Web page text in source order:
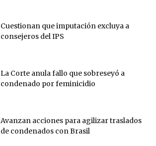
Cuestionan que imputación excluya a
consejeros del IPS
La Corte anula fallo que sobreseyó a
condenado por feminicidio
Avanzan acciones para agilizar traslados
de condenados con Brasil